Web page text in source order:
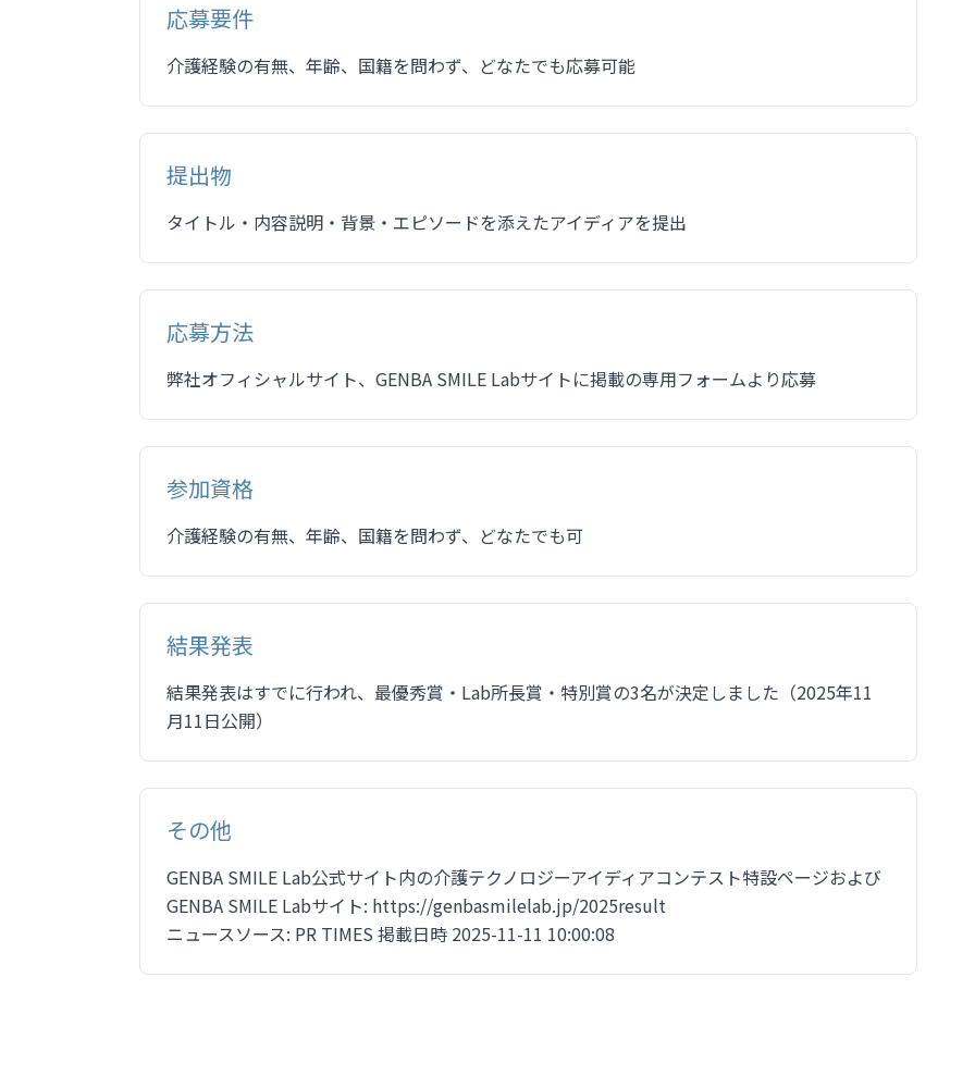
応募要件
介護経験の有無、年齢、国籍を問わず、どなたでも応募可能
提出物
タイトル・内容説明・背景・エピソードを添えたアイディアを提出
応募方法
弊社オフィシャルサイト、GENBA SMILE Labサイトに掲載の専用フォームより応募
参加資格
介護経験の有無、年齢、国籍を問わず、どなたでも可
結果発表
結果発表はすでに行われ、最優秀賞・Lab所長賞・特別賞の3名が決定しました（2025年11
月11日公開）
その他
GENBA SMILE Lab公式サイト内の介護テクノロジーアイディアコンテスト特設ページおよび
GENBA SMILE Labサイト: https://genbasmilelab.jp/2025result
ニュースソース: PR TIMES 掲載日時 2025-11-11 10:00:08